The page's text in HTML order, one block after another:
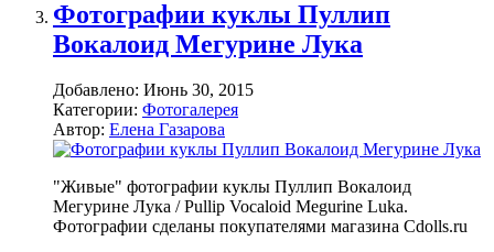
Фотографии куклы Пуллип
Вокалоид Мегурине Лука
Добавлено: Июнь 30, 2015
Категории: Фотогалерея
Автор: Елена Газарова
"Живые" фотографии куклы Пуллип Вокалоид
Мегурине Лука / Pullip Vocaloid Megurine Luka.
Фотографии сделаны покупателями магазина Cdolls.ru